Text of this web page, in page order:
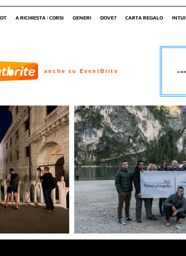
A RICHIESTA | CORSI GENERI DOVE? CARTA REGALO
anche su EventBrite